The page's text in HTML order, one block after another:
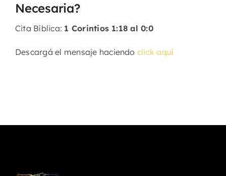
Necesaria?
Cita Bíblica: 1 Corintios 1:18 al 0:0
Descargá el mensaje haciendo click aquí